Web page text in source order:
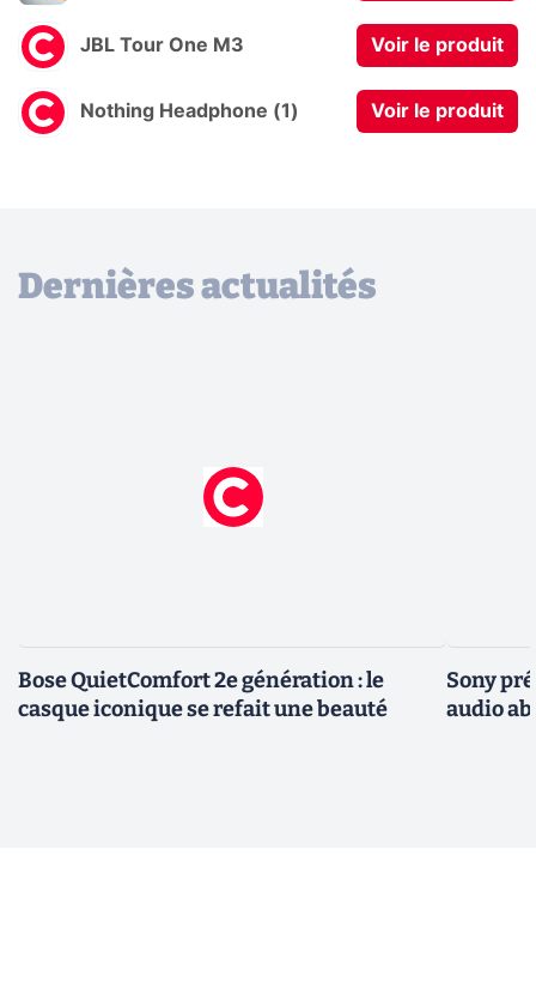
JBL Tour One M3 Voir le produit
Nothing Headphone (1) Voir le produit
Dernières actualités
Bose QuietComfort 2e génération : le
casque iconique se refait une beauté
Sony
audio